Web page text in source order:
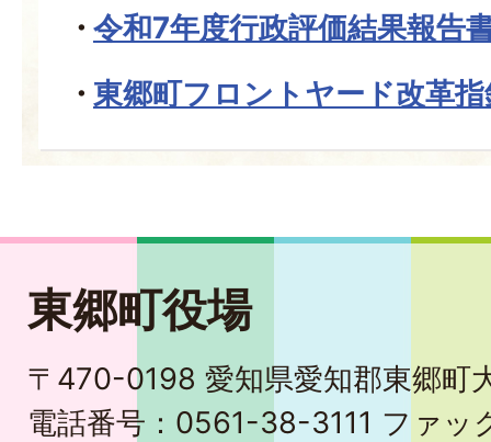
令和7年度行政評価結果報告
東郷町フロントヤード改革指
東郷町役場
〒470-0198 愛知県愛知郡東郷町
電話番号：0561-38-3111 ファ